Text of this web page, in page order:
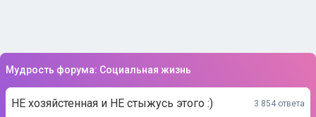
Мудрость форума: Социальная жизнь
НЕ хозяйстенная и НЕ стыжусь этого :) 3 854 ответа